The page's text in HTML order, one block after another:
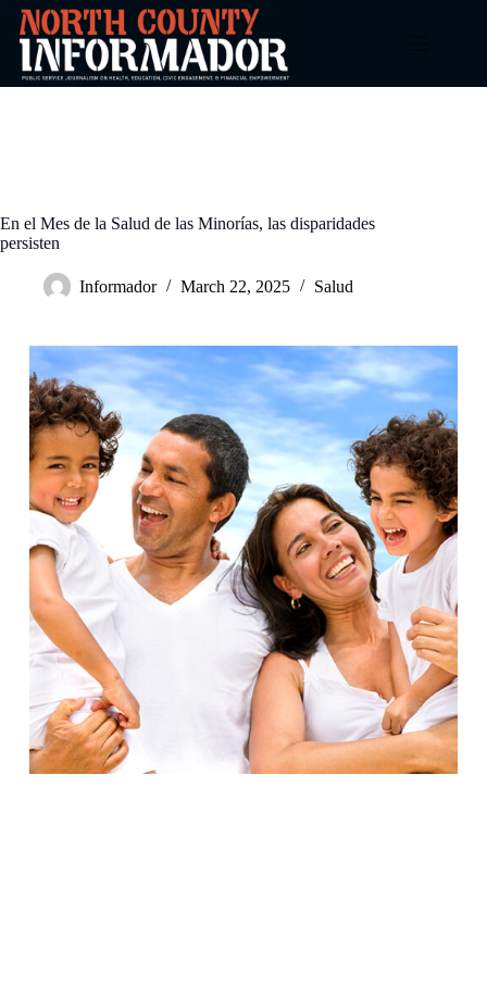
Skip
content
En el Mes de la Salud de las Minorías, las disparidades
persisten
Informador March 22, 2025 Salud